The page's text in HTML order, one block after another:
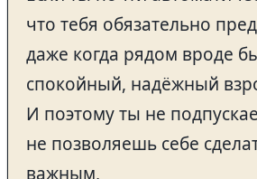
что тебя обязательно
даже когда рядом вроде
спокойный, надёжный
И поэтому ты не
не позволяешь себе
важным,